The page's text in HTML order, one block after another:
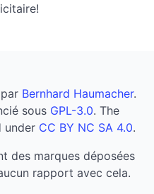
Bernhard Haumacher.
sous GPL-3.0. The
under CC BY NC SA 4.0.
des marques déposées
rapport avec cela.